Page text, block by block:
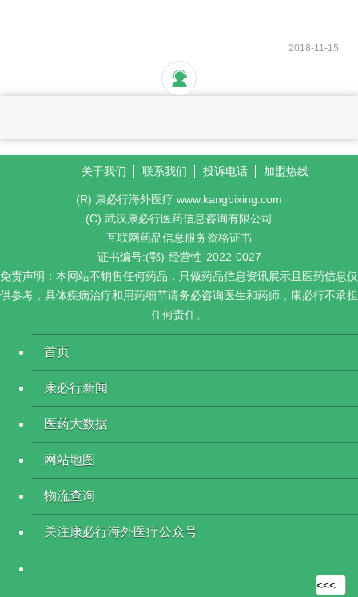
2018-11-15
关于我们 联系我们 投诉电话 加盟热线
(R) 康必行海外医疗 www.kangbixing.com
(C) 武汉康必行医药信息咨询有限公司
互联网药品信息服务资格证书
证书编号:(鄂)-经营性-2022-0027
免责声明：本网站不销售任何药品，只做药品信息资讯展示且医药信息仅
供参考，具体疾病治疗和用药细节请务必咨询医生和药师，康必行不承担
任何责任。
首页
康必行新闻
医药大数据
网站地图
物流查询
关注康必行海外医疗公众号
<<<